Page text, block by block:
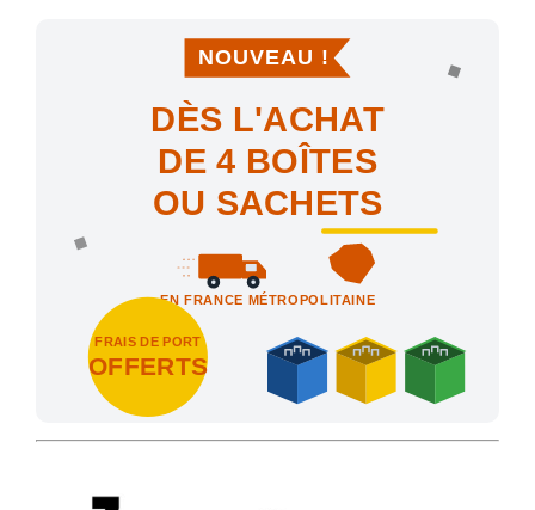
NOUVEAU !
DÈS L'ACHAT
DE 4 BOÎTES
OU SACHETS
EN FRANCE MÉTROPOLITAINE
FRAIS DE PORT
OFFERTS
Achetez 4 sachets ou boîtes d'agrafes ou de pointes et